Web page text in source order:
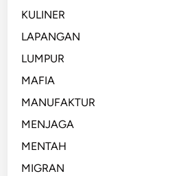
KULINER
LAPANGAN
LUMPUR
MAFIA
MANUFAKTUR
MENJAGA
MENTAH
MIGRAN